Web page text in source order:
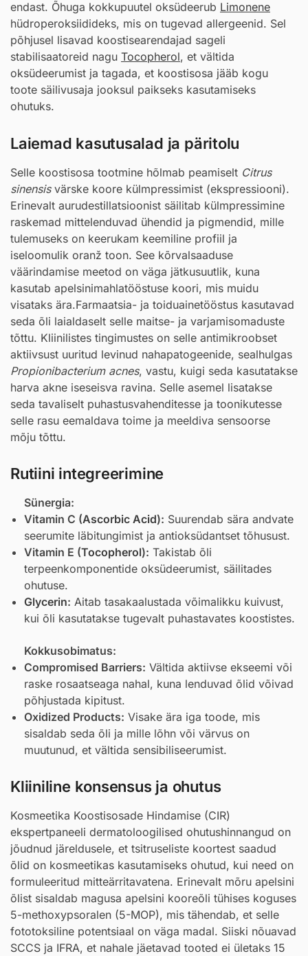
endast. Õhuga kokkupuutel oksüdeerub Limonene
hüdroperoksiidideks, mis on tugevad allergeenid. Sel
põhjusel lisavad koostisearendajad sageli
stabilisaatoreid nagu Tocopherol, et vältida
oksüdeerumist ja tagada, et koostisosa jääb kogu
toote säilivusaja jooksul paikseks kasutamiseks
ohutuks.
Laiemad kasutusalad ja päritolu
Selle koostisosa tootmine hõlmab peamiselt Citrus
sinensisvärske koore külmpressimist (ekspressiooni).
Erinevalt aurudestillatsioonist säilitab külmpressimine
raskemad mittelenduvad ühendid ja pigmendid, mille
tulemuseks on keerukam keemiline profiil ja
iseloomulik oranž toon. See kõrvalsaaduse
väärindamise meetod on väga jätkusuutlik, kuna
kasutab apelsinimahlatööstuse koori, mis muidu
visataks ära.Farmaatsia- ja toiduainetööstus kasutavad
seda õli laialdaselt selle maitse- ja varjamisomaduste
tõttu. Kliinilistes tingimustes on selle antimikroobset
aktiivsust uuritud levinud nahapatogeenide, sealhulgas
Propionibacterium acnes, vastu, kuigi seda kasutatakse
harva akne iseseisva ravina. Selle asemel lisatakse
seda tavaliselt puhastusvahenditesse ja toonikutesse
selle rasu eemaldava toime ja meeldiva sensoorse
mõju tõttu.
Rutiini integreerimine
Sünergia:
Vitamin C (Ascorbic Acid): Suurendab sära andvate
seerumite läbitungimist ja antioksüdantset tõhusust.
Vitamin E (Tocopherol): Takistab õli
terpeenkomponentide oksüdeerumist, säilitades
ohutuse.
Glycerin: Aitab tasakaalustada võimalikku kuivust,
kui õli kasutatakse tugevalt puhastavates koostistes.
Kokkusobimatus:
Compromised Barriers: Vältida aktiivse ekseemi või
raske rosaatseaga nahal, kuna lenduvad õlid võivad
põhjustada kipitust.
Oxidized Products: Visake ära iga toode, mis
sisaldab seda õli ja mille lõhn või värvus on
muutunud, et vältida sensibiliseerumist.
Kliiniline konsensus ja ohutus
Kosmeetika Koostisosade Hindamise (CIR)
ekspertpaneeli dermatoloogilised ohutushinnangud on
jõudnud järeldusele, et tsitruseliste koortest saadud
õlid on kosmeetikas kasutamiseks ohutud, kui need on
formuleeritud mitteärritavatena. Erinevalt mõru apelsini
õlist sisaldab magusa apelsini kooreõli tühises koguses
5-methoxypsoralen (5-MOP), mis tähendab, et selle
fototoksiline potentsiaal on väga madal. Siiski nõuavad
SCCS ja IFRA, et nahale jäetavad tooted ei ületaks 15